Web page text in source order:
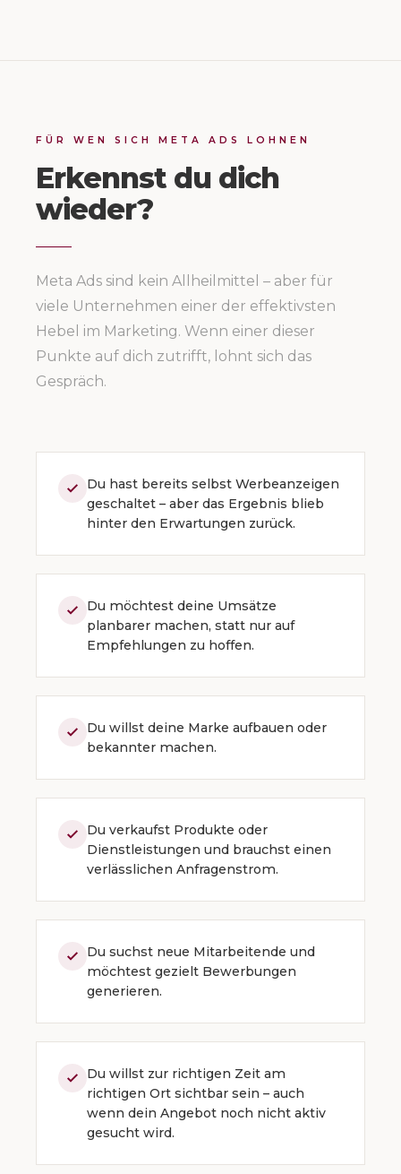
FÜR WEN SICH META ADS LOHNEN
Erkennst du dich
wieder?
Meta Ads sind kein Allheilmittel – aber für
viele Unternehmen einer der effektivsten
Hebel im Marketing. Wenn einer dieser
Punkte auf dich zutrifft, lohnt sich das
Gespräch.
Du hast bereits selbst Werbeanzeigen
geschaltet – aber das Ergebnis blieb
hinter den Erwartungen zurück.
Du möchtest deine Umsätze
planbarer machen, statt nur auf
Empfehlungen zu hoffen.
Du willst deine Marke aufbauen oder
bekannter machen.
Du verkaufst Produkte oder
Dienstleistungen und brauchst einen
verlässlichen Anfragenstrom.
Du suchst neue Mitarbeitende und
möchtest gezielt Bewerbungen
generieren.
Du willst zur richtigen Zeit am
richtigen Ort sichtbar sein – auch
wenn dein Angebot noch nicht aktiv
gesucht wird.